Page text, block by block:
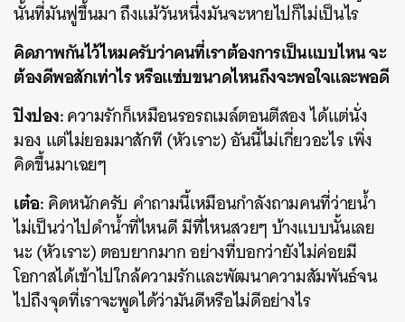
นั้นที่มันฟูขึ้นมา ถึงแม้วันหนึ่งมันจะหายไปก็ไม่เป็นไร
คิดภาพกันไว้ไหมครับว่าคนที่เราต้องการเป็นแบบไหน จะ
ต้องดีพอสักเท่าไร หรือแซ่บขนาดไหนถึงจะพอใจและพอดี
ปิงปอง:ความรักก็เหมือนรอรถเมล์ตอนตีสอง ได้แต่นั่ง
มอง แต่ไม่ยอมมาสักที (หัวเราะ) อันนี้ไม่เกี่ยวอะไร เพิ่ง
คิดขึ้นมาเฉยๆ
เต๋อ:คิดหนักครับ คำถามนี้เหมือนกำลังถามคนที่ว่ายน้ำ
ไม่เป็นว่าไปดำน้ำที่ไหนดี มีที่ไหนสวยๆ บ้างแบบนั้นเลย
นะ (หัวเราะ) ตอบยากมาก อย่างที่บอกว่ายังไม่ค่อยมี
โอกาสได้เข้าไปใกล้ความรักและพัฒนาความสัมพันธ์จน
ไปถึงจุดที่เราจะพูดได้ว่ามันดีหรือไม่ดีอย่างไร